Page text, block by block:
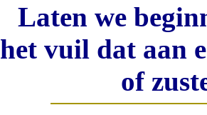
Laten we
het vuil dat aan
of